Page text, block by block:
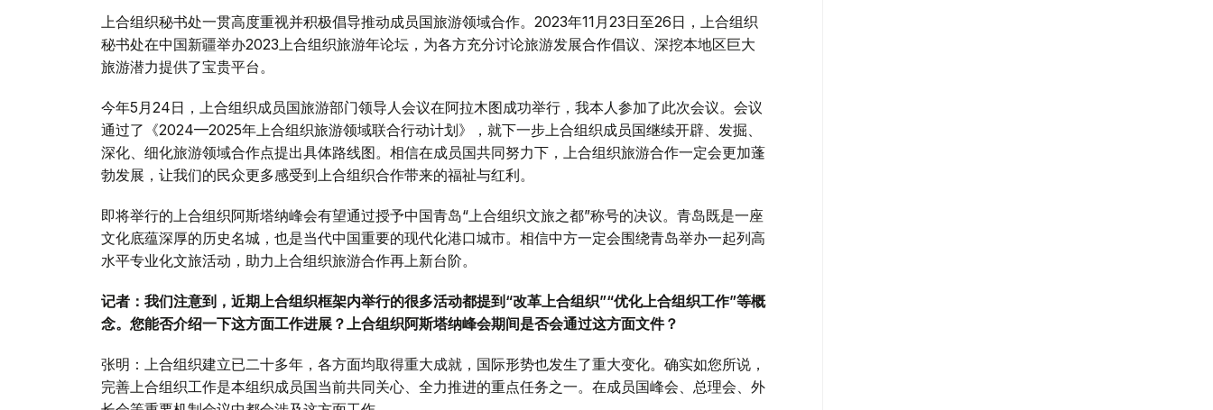
上合组织秘书处一贯高度重视并积极倡导推动成员国旅游领域合作。2023年11月23日至26日，上合组织
秘书处在中国新疆举办2023上合组织旅游年论坛，为各方充分讨论旅游发展合作倡议、深挖本地区巨大
旅游潜力提供了宝贵平台。
今年5月24日，上合组织成员国旅游部门领导人会议在阿拉木图成功举行，我本人参加了此次会议。会议
通过了《2024—2025年上合组织旅游领域联合行动计划》，就下一步上合组织成员国继续开辟、发掘、
深化、细化旅游领域合作点提出具体路线图。相信在成员国共同努力下，上合组织旅游合作一定会更加蓬
勃发展，让我们的民众更多感受到上合组织合作带来的福祉与红利。
即将举行的上合组织阿斯塔纳峰会有望通过授予中国青岛“上合组织文旅之都”称号的决议。青岛既是一座
文化底蕴深厚的历史名城，也是当代中国重要的现代化港口城市。相信中方一定会围绕青岛举办一起列高
水平专业化文旅活动，助力上合组织旅游合作再上新台阶。
记者：我们注意到，近期上合组织框架内举行的很多活动都提到“改革上合组织”“优化上合组织工作”等概
念。您能否介绍一下这方面工作进展？上合组织阿斯塔纳峰会期间是否会通过这方面文件？
张明：上合组织建立已二十多年，各方面均取得重大成就，国际形势也发生了重大变化。确实如您所说，
完善上合组织工作是本组织成员国当前共同关心、全力推进的重点任务之一。在成员国峰会、总理会、外